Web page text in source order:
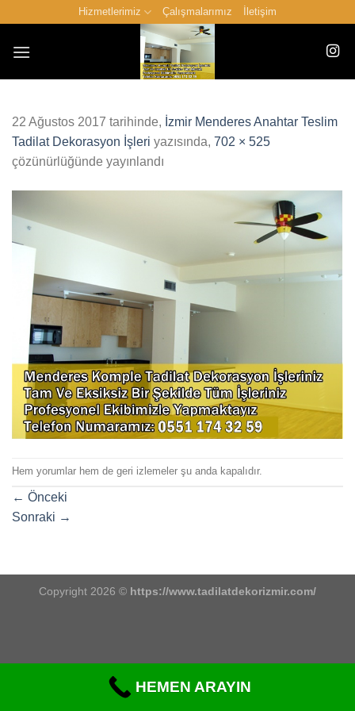
Hizmetlerimiz Çalışmalarımız İletişim
22 Ağustos 2017 tarihinde, İzmir Menderes Anahtar Teslim
Tadilat Dekorasyon İşleri yazısında, 702 × 525
çözünürlüğünde yayınlandı
Hem yorumlar hem de geri izlemeler şu anda kapalıdır.
← Önceki
Sonraki →
Copyright 2026 © https://www.tadilatdekorizmir.com/
HEMEN ARAYIN